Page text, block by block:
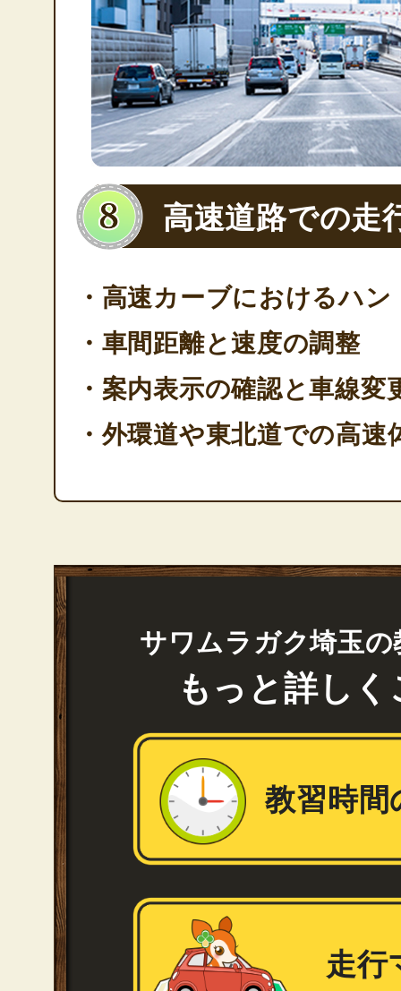
高速道路での走
・高速カーブにおけるハ
・車間距離と速度の調整
・案内表示の確認と車線変
・外環道や東北道での高速
サワムラガク埼玉の
もっと詳しく
教習時間
走行